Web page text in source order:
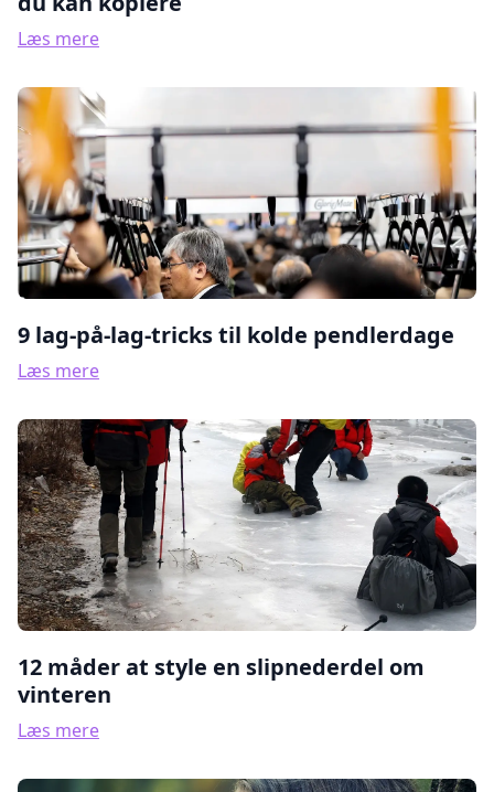
Læs mere
9 lag-på-lag-tricks til kolde pendlerdage
Læs mere
12 måder at style en slipnederdel om
vinteren
Læs mere